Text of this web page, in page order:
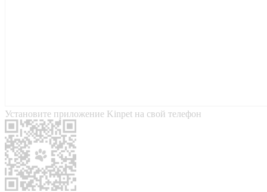
Установите приложение Kinpet на свой телефон